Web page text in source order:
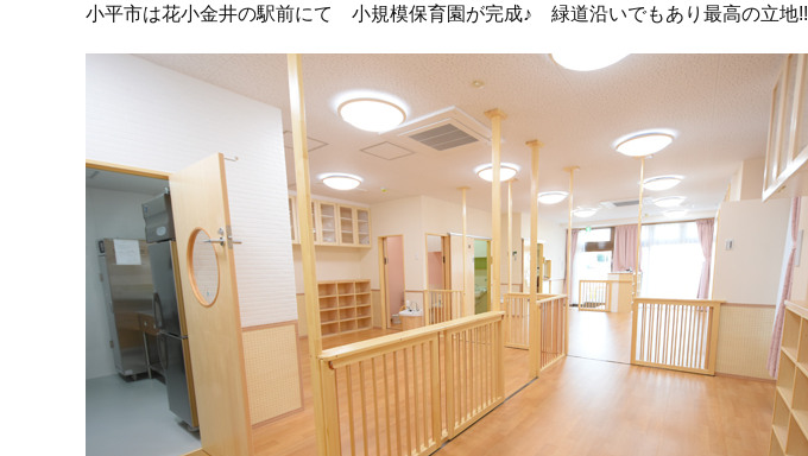
小平市は花小金井の駅前にて 小規模保育園が完成♪ 緑道沿いでもあり最高の立地!!